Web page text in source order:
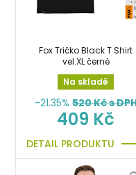
Fox Tričko Black T Shirt
vel.XL černé
Na skladě
-21.35% 520Kč s
409 Kč
DETAIL PRODUKTU